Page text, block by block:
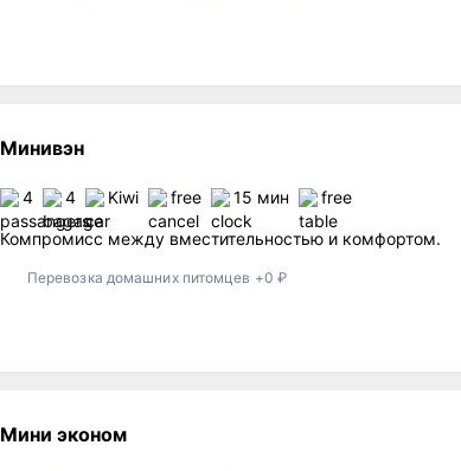
Минивэн
4 4 Kiwi free 15 мин free
Компромисс между вместительностью и комфортом.
Перевозка домашних питомцев +0 ₽
Мини эконом